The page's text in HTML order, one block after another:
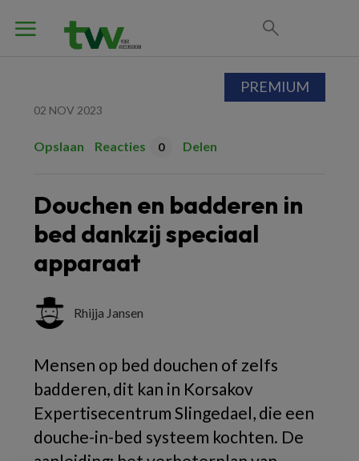
02 NOV 2023
Opslaan Reacties 0 Delen
Douchen en badderen in
bed dankzij speciaal
apparaat
Rhijja Jansen
Mensen op bed douchen of zelfs
badderen, dit kan in Korsakov
Expertisecentrum Slingedael, die een
douche-in-bed systeem kochten. De
PREMIUM